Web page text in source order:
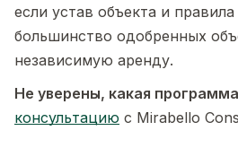
если устав объекта и
большинство одобренных
независимую аренду.
Не уверены, какая
консультацию с Mirabello